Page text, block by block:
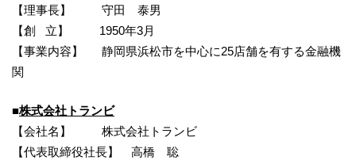
【理事長】 守田 泰男
【創 立】 1950年3月
【事業内容】 静岡県浜松市を中心に25店舗を有する金融機
関
■株式会社トランビ
【会社名】 株式会社トランビ
【代表取締役社長】 高橋 聡